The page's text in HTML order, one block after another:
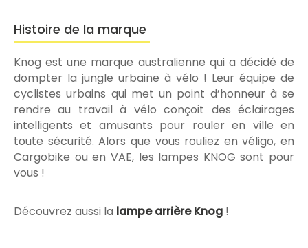
Histoire de la marque
Knog est une marque australienne qui a décidé de
dompter la jungle urbaine à vélo ! Leur équipe de
cyclistes urbains qui met un point d’honneur à se
rendre au travail à vélo conçoit des éclairages
intelligents et amusants pour rouler en ville en
toute sécurité. Alors que vous rouliez en véligo, en
Cargobike ou en VAE, les lampes KNOG sont pour
vous !
Découvrez aussi la lampe arrière Knog !